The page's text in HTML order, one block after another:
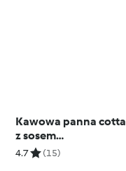
Kawowa panna cotta
z sosem
czekoladowym
4.7 (15)